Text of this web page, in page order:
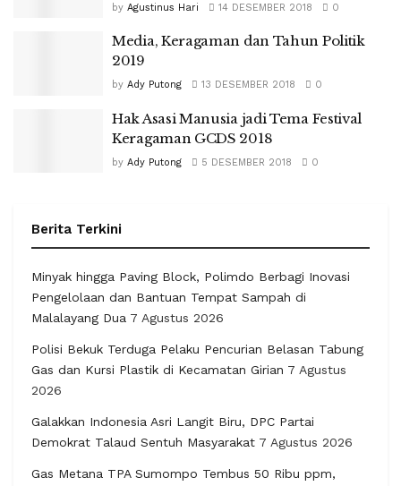
by Agustinus Hari 14 DESEMBER 2018 0
Media, Keragaman dan Tahun Politik
2019
by Ady Putong 13 DESEMBER 2018 0
Hak Asasi Manusia jadi Tema Festival
Keragaman GCDS 2018
by Ady Putong 5 DESEMBER 2018 0
Berita Terkini
Minyak hingga Paving Block, Polimdo Berbagi Inovasi
Pengelolaan dan Bantuan Tempat Sampah di
Malalayang Dua 7 Agustus 2026
Polisi Bekuk Terduga Pelaku Pencurian Belasan Tabung
Gas dan Kursi Plastik di Kecamatan Girian 7 Agustus
2026
Galakkan Indonesia Asri Langit Biru, DPC Partai
Demokrat Talaud Sentuh Masyarakat 7 Agustus 2026
Gas Metana TPA Sumompo Tembus 50 Ribu ppm,